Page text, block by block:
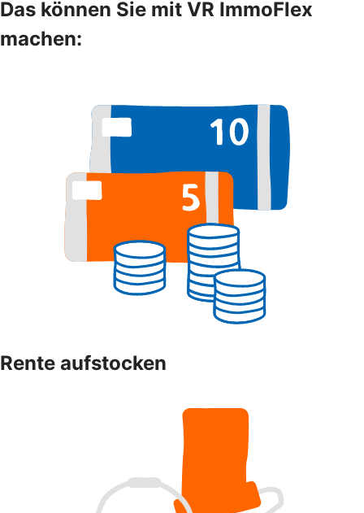
Das können Sie mit VR ImmoFlex
machen:
Rente aufstocken